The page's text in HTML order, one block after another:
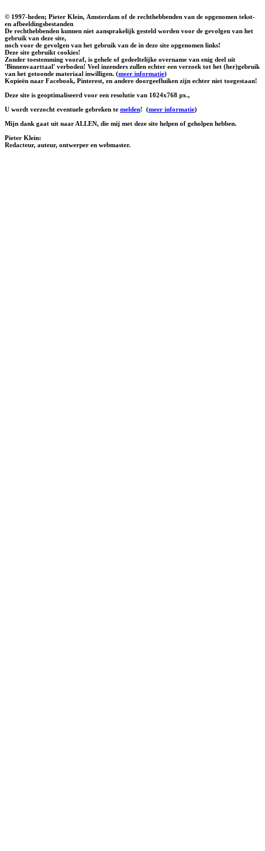
© 1997-heden; Pieter Klein, Amsterdam of de rechthebbenden van de opgenomen tekst-
en afbeeldingsbestanden
De rechthebbenden kunnen niet aansprakelijk gesteld worden voor de gevolgen van het
gebruik van deze site,
noch voor de gevolgen van het gebruik van de in deze site opgenomen links!
Deze site gebruikt cookies!
Zonder toestemming vooraf, is gehele of gedeeltelijke overname van enig deel uit
'Binnenvaarttaal' verboden! Veel inzenders zullen echter een verzoek tot het (her)gebruik
van het getoonde materiaal inwilligen. (meer informatie)
Kopieën naar Facebook, Pinterest, en andere doorgeefluiken zijn echter niet toegestaan!
Deze site is geoptimaliseerd voor een resolutie van 1024x768 px.,
U wordt verzocht eventuele gebreken te melden! (meer informatie)
Mijn dank gaat uit naar ALLEN, die mij met deze site helpen of geholpen hebben.
Pieter Klein:
Redacteur, auteur, ontwerper en webmaster.